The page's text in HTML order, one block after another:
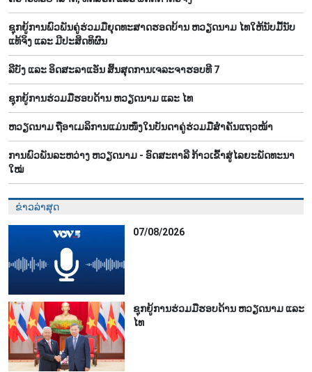
ຊຸກ​ຍູ້​ການ​ພົວ​ພັນ​ຄູ່​ຮ່ວມ​ມື​ຍຸດ​ທະ​ສາດ​ຮອດ​ບ້ານ ຫວຽດ​ນາມ ໄທ​ໃຫ້​ນັບ​ມື້​ນັບ​
ແທ້​ຈິງ ແລະ ມີ​ປະ​ສິດ​ທິ​ຜົນ
ລີ​ບັງ ແລະ ອິດ​ສະ​ລາ​ແອັນ ສິ້ນ​ສຸດ​ການ​ເຈ​ລະ​ຈາ​ຮອບ​ທີ 7
ຊຸກຍູ້ການຮ່ວມມືຮອບດ້ານ ຫວຽດນາມ ແລະ ໄທ
ຫ​ວຽດ​ນາມ ຖື​ອາ​ເມ​ລິ​ການ​ແມ່ນ​ໜຶ່ງ​ໃນ​ບັນ​ດາ​ຄູ່​ຮ່ວມ​ມື​ສຳ​ຄັນ​ແຖວ​ໜ້າ
ການພົວພັນລະຫວ່າງ ຫວຽດນາມ - ອົດສະຕາລີ ກ້າວເຂົ້າສູ່ໄລຍະພັດທະນາ
ໃໝ່
ຂ່າວລ່າສຸດ
07/08/2026
ຊຸກຍູ້ການຮ່ວມມືຮອບດ້ານ ຫວຽດນາມ ແລະ
ໄທ